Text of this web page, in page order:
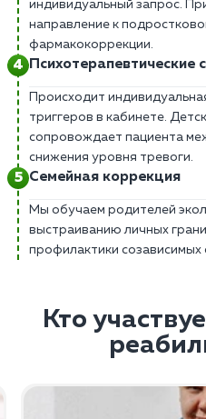
индивидуальный запрос.
направление к
фармакокоррекции.
Психотерапевтические
Происходит
триггеров в кабинете.
сопровождает пациента
снижения уровня тревоги.
Семейная коррекция
Мы обучаем родителей
выстраиванию личных
профилактики созависимых
Кто